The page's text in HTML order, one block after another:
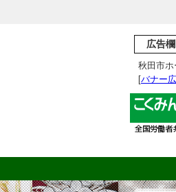
広告欄
秋田市ホ
[バナー